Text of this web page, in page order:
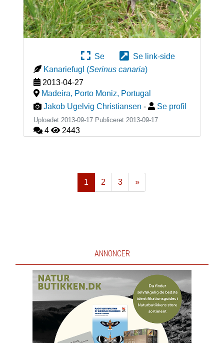
Se
Se link-side
Kanariefugl (Serinus canaria)
2013-04-27
Madeira, Porto Moniz, Portugal
Jakob Ugelvig Christiansen - Se profil
Uploadet 2013-09-17 Publiceret 2013-09-17
4 2443
1 2 3
»
Næste
ANNONCER